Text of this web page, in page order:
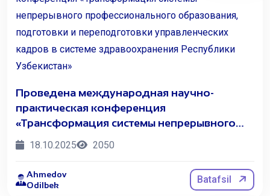
Проведена международная научно-
практическая конференция
«Трансформация системы непрерывного
профессионального образования,
подготовки и переподготовки
управленческих кадров в системе
здравоохранения Республики Узбекистан»
18.10.2025 2050
Ahmedov
Odilbek
Batafsil